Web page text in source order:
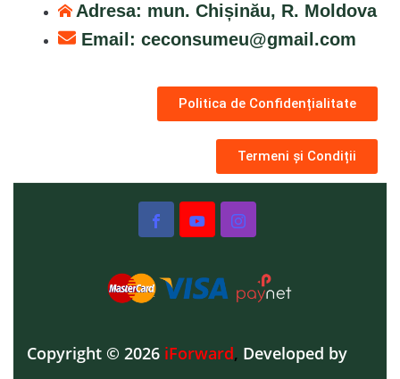
Adresa: mun. Chișinău, R. Moldova
Email: ceconsumeu@gmail.com
Politica de Confidențialitate
Termeni și Condiții
Copyright © 2026 iForward, Developed by